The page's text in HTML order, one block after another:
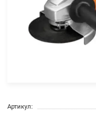
Артикул: